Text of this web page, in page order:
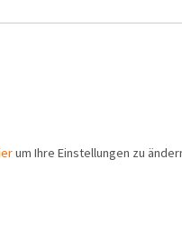
um Ihre Einstellungen zu